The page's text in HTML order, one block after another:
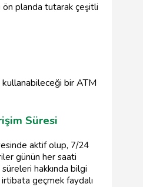
ön planda tutarak çeşitli
kullanabileceği bir ATM
Süresi
aktif olup, 7/24
günün her saati
hakkında bilgi
geçmek faydalı